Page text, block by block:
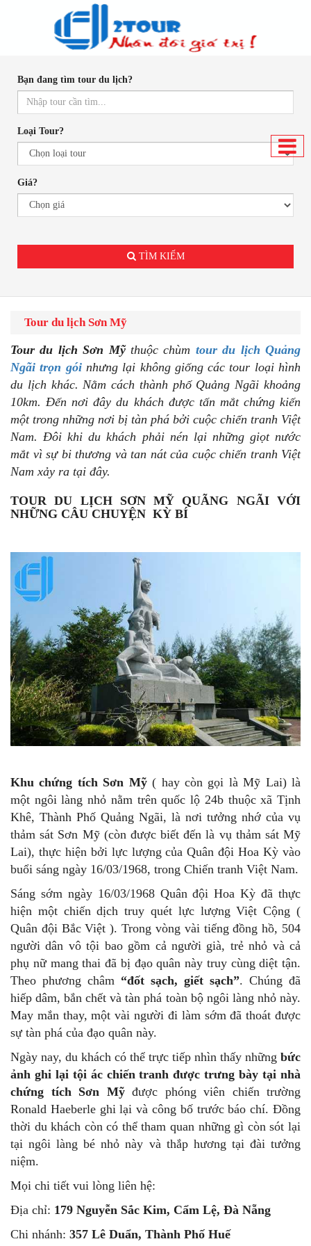
Bạn đang tìm tour du lịch?
Loại Tour?
Giá?
TÌM KIẾM
Tour du lịch Sơn Mỹ
Tour du lịch Sơn Mỹthuộc chùm tour du lịch Quảng
Ngãi trọn gói nhưng lại không giống các tour loại hình
du lịch khác. Nằm cách thành phố Quảng Ngãi khoảng
10km. Đến nơi đây du khách được tấn mắt chứng kiến
một trong những nơi bị tàn phá bởi cuộc chiến tranh Việt
Nam. Đôi khi du khách phải nén lại những giọt nước
mắt vì sự bi thương và tan nát của cuộc chiến tranh Việt
Nam xảy ra tại đây.
TOUR DU LỊCH SƠN MỸ QUÃNG NGÃI VỚI
NHỮNG CÂU CHUYỆN KỲ BÍ
Khu chứng tích Sơn Mỹ( hay còn gọi là Mỹ Lai) là
một ngôi làng nhỏ nằm trên quốc lộ 24b thuộc xã Tịnh
Khê, Thành Phố Quảng Ngãi, là nơi tưởng nhớ của vụ
thảm sát Sơn Mỹ (còn được biết đến là vụ thảm sát Mỹ
Lai), thực hiện bởi lực lượng của Quân đội Hoa Kỳ vào
buổi sáng ngày 16/03/1968, trong Chiến tranh Việt Nam.
Sáng sớm ngày 16/03/1968 Quân đội Hoa Kỳ đã thực
hiện một chiến dịch truy quét lực lượng Việt Cộng (
Quân đội Bắc Việt ). Trong vòng vài tiếng đồng hồ, 504
người dân vô tội bao gồm cả người già, trẻ nhỏ và cả
phụ nữ mang thai đã bị đạo quân này truy cùng diệt tận.
Theo phương châm “đốt sạch, giết sạch”. Chúng đã
hiếp dâm, bắn chết và tàn phá toàn bộ ngôi làng nhỏ này.
May mắn thay, một vài người đi làm sớm đã thoát được
sự tàn phá của đạo quân này.
Ngày nay, du khách có thể trực tiếp nhìn thấy những bức
ảnh ghi lại tội ác chiến tranh được trưng bày tại nhà
chứng tích Sơn Mỹđược phóng viên chiến trường
Ronald Haeberle ghi lại và công bố trước báo chí. Đồng
thời du khách còn có thể tham quan những gì còn sót lại
tại ngôi làng bé nhỏ này và thắp hương tại đài tưởng
niệm.
Mọi chi tiết vui lòng liên hệ:
Địa chỉ: 179 Nguyễn Sắc Kim, Cẩm Lệ, Đà Nẵng
Chi nhánh: 357 Lê Duẩn, Thành Phố Huế